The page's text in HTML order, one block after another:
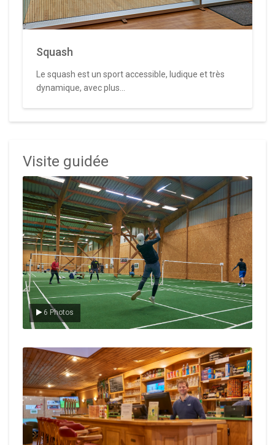
Squash
Le squash est un sport accessible, ludique et très
dynamique, avec plus...
Visite guidée
6 Photos
Le badminton
Le Club